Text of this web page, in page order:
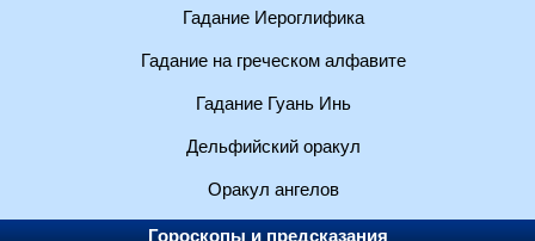
Гадание Иероглифика
Гадание на греческом алфавите
Гадание Гуань Инь
Дельфийский оракул
Оракул ангелов
Гороскопы и предсказания